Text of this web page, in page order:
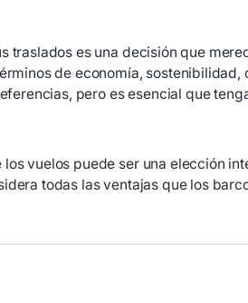
traslados es una decisión que
de economía,
pero es esencial que
vuelos puede ser una elección
todas las ventajas que los